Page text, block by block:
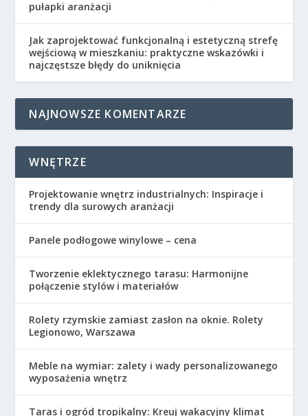
pułapki aranżacji
Jak zaprojektować funkcjonalną i estetyczną strefę
wejściową w mieszkaniu: praktyczne wskazówki i
najczęstsze błędy do uniknięcia
NAJNOWSZE KOMENTARZE
WNĘTRZE
Projektowanie wnętrz industrialnych: Inspiracje i
trendy dla surowych aranżacji
Panele podłogowe winylowe – cena
Tworzenie eklektycznego tarasu: Harmonijne
połączenie stylów i materiałów
Rolety rzymskie zamiast zasłon na oknie. Rolety
Legionowo, Warszawa
Meble na wymiar: zalety i wady personalizowanego
wyposażenia wnętrz
Taras i ogród tropikalny: Kreuj wakacyjny klimat